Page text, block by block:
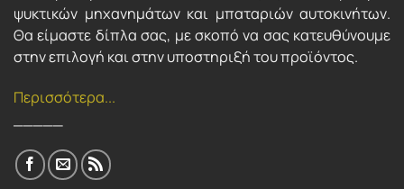
ψυκτικών μηχανημάτων και μπαταριών αυτοκινήτων.
Θα είμαστε δίπλα σας, με σκοπό να σας κατευθύνουμε
στην επιλογή και στην υποστηριξή του προϊόντος.
Περισσότερα...